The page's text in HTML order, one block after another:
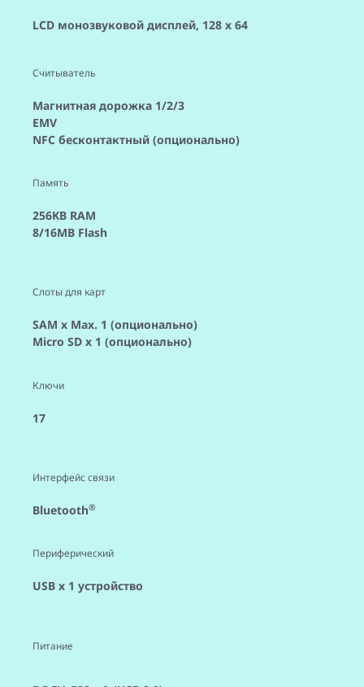
LCD монозвуковой дисплей, 128 x 64
Считыватель
Магнитная дорожка 1/2/3
EMV
NFC бесконтактный (опционально)
Память
256KB RAM
8/16MB Flash
Слоты для карт
SAM x Max. 1 (опционально)
Micro SD x 1 (опционально)
Ключи
17
Интерфейс связи
Bluetooth®
Периферический
USB x 1 устройство
Питание